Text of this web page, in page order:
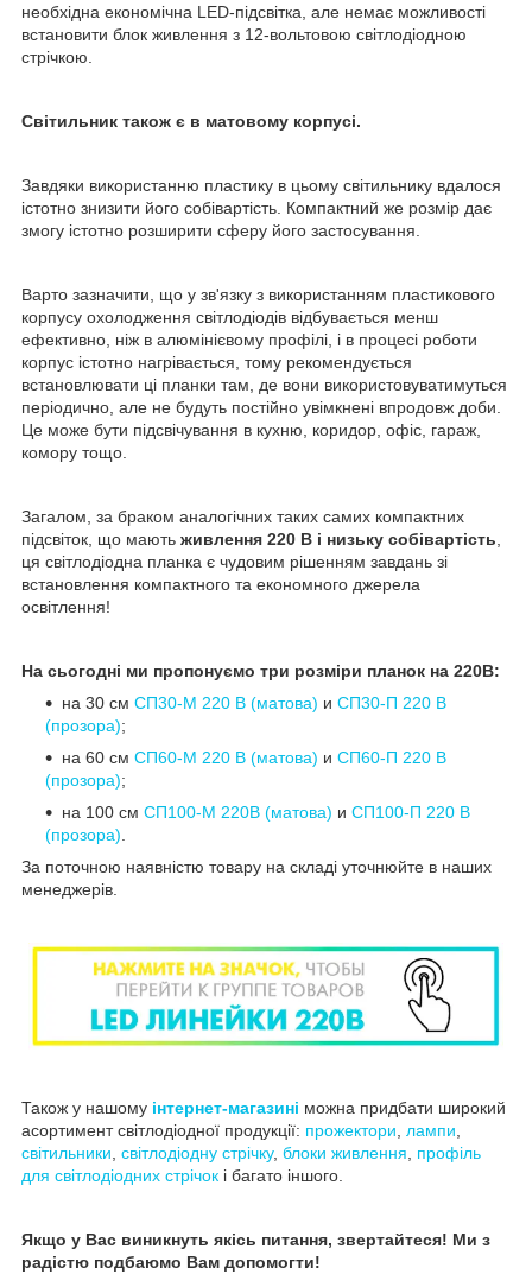
необхідна економічна LED-підсвітка, але немає можливості
встановити блок живлення з 12-вольтовою світлодіодною
стрічкою.
Світильник також є в матовому корпусі.
Завдяки використанню пластику в цьому світильнику вдалося
істотно знизити його собівартість. Компактний же розмір дає
змогу істотно розширити сферу його застосування.
Варто зазначити, що у зв'язку з використанням пластикового
корпусу охолодження світлодіодів відбувається менш
ефективно, ніж в алюмінієвому профілі, і в процесі роботи
корпус істотно нагрівається, тому рекомендується
встановлювати ці планки там, де вони використовуватимуться
періодично, але не будуть постійно увімкнені впродовж доби.
Це може бути підсвічування в кухню, коридор, офіс, гараж,
комору тощо.
Загалом, за браком аналогічних таких самих компактних
підсвіток, що мають живлення 220 В і низьку собівартість
ця світлодіодна планка є чудовим рішенням завдань зі
встановлення компактного та економного джерела
освітлення!
На сьогодні ми пропонуємо три розміри планок на 220В:
на 30 см СП30-М 220 В (матова) и СП30-П 220 В
(прозора);
на 60 см СП60-М 220 В (матова) и СП60-П 220 В
(прозора);
на 100 см СП100-М 220В (матова) и СП100-П 220 В
(прозора)
За поточною наявністю товару на складі уточнюйте в наших
менеджерів.
Також у нашому інтернет-магазині можна придбати широкий
асортимент світлодіодної продукції: прожектори, лампи,
світильники, світлодіодну стрічку, блоки живлення, профіль
для світлодіодних стрічок і багато іншого.
Якщо у Вас виникнуть якісь питання, звертайтеся! Ми з
радістю подбаюмо Вам допомогти!